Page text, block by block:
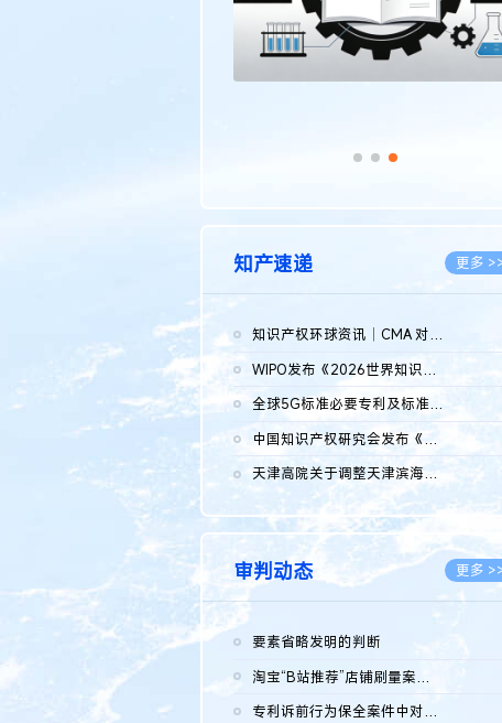
知产速递 更多
知识产权环球资讯｜CMA 对微软发起调查；批量搬运二手平台数据构...
WIPO发布《2026世界知识产权报告》 含报告全文
全球5G标准必要专利及标准提案研究报告（2026年）全文发布
中国知识产权研究会发布《2025年度中国企业海外知识产权纠纷调查...
天津高院关于调整天津滨海高新技术产业开发区华苑科技园一审普通...
审判动态 更多
要素省略发明的判断
淘宝“B站推荐”店铺刷量案维持原判，两被告连带赔偿150万元
专利诉前行为保全案件中对仿制药申请人曾作出三类声明的考量及违...